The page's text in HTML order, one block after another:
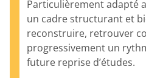
Particulièrement adapté
un cadre structurant et
reconstruire, retrouver
progressivement un
future reprise d’études.